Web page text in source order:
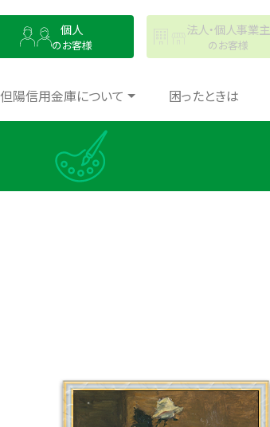
個人
のお客様
法人・個人事業主
のお客様
但陽信用金庫について 困ったときは